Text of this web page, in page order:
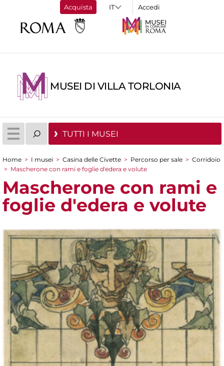
Acquista Accedi
MUSEI DI VILLA TORLONIA
TUTTI I MUSEI
Tu sei qui
Home > I musei > Casina delle Civette > Percorso per sale > Corridoio
> Mascherone con rami e foglie d'edera e volute
Mascherone con rami e
foglie d'edera e volute